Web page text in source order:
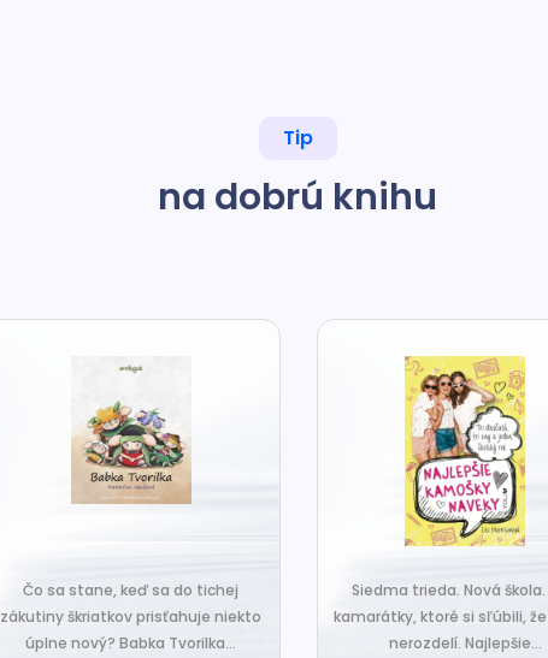
Tip
na dobrú knihu
Čo sa stane, keď sa do tichej
zákutiny škriatkov prisťahuje niekto
úplne nový? Babka Tvorilka...
Siedma trieda. Nová škola.
kamarátky, ktoré si sľúbili,
nerozdelí. Najlepšie...